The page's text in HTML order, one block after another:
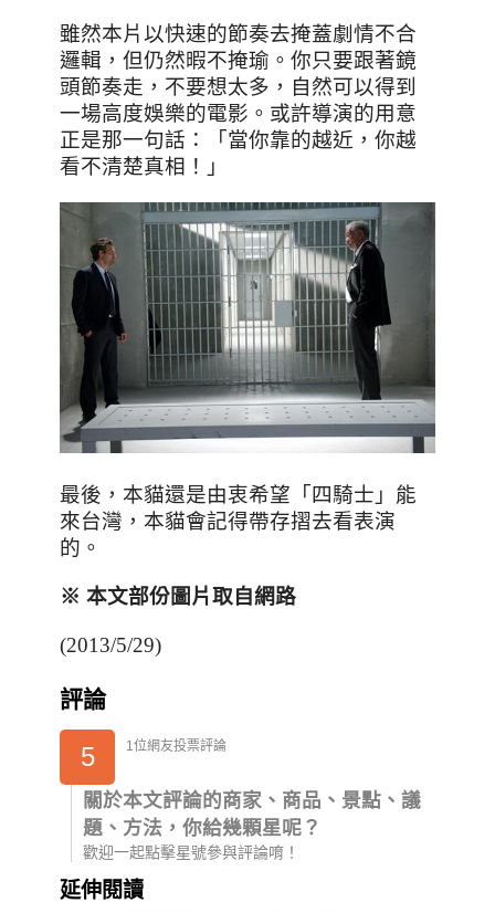
雖然本片以快速的節奏去掩蓋劇情不合
邏輯，但仍然暇不掩瑜。你只要跟著鏡
頭節奏走，不要想太多，自然可以得到
一場高度娛樂的電影。或許導演的用意
正是那一句話：「當你靠的越近，你越
看不清楚真相！」
最後，本貓還是由衷希望「四騎士」能
來台灣，本貓會記得帶存摺去看表演
的。
※ 本文部份圖片取自網路
(2013/5/29)
評論
5 1位網友投票評論
關於本文評論的商家、商品、景點、議
題、方法，你給幾顆星呢？
歡迎一起點擊星號參與評論唷！
延伸閱讀